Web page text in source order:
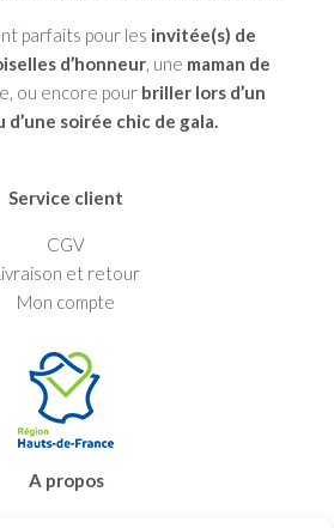
parfaits pour les invitée(s) de
d’honneur, une maman de
ou encore pour briller lors d’un
soirée chic de gala.
Service client
CGV
et retour
Mon compte
A propos